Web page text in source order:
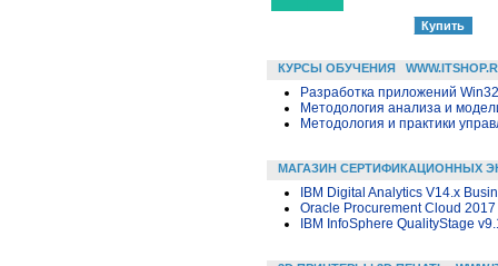
КУРСЫ ОБУЧЕНИЯ
Разработка приложений
Методология анализа и
Методология и практики
МАГАЗИН СЕРТИФИКАЦИОННЫХ
IBM Digital Analytics V14.x
Oracle Procurement Cloud
IBM InfoSphere QualityStage